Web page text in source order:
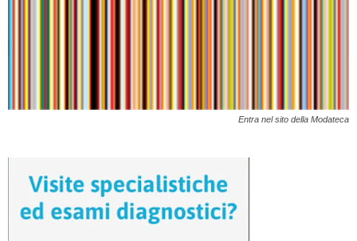
Entra nel sito della Modateca